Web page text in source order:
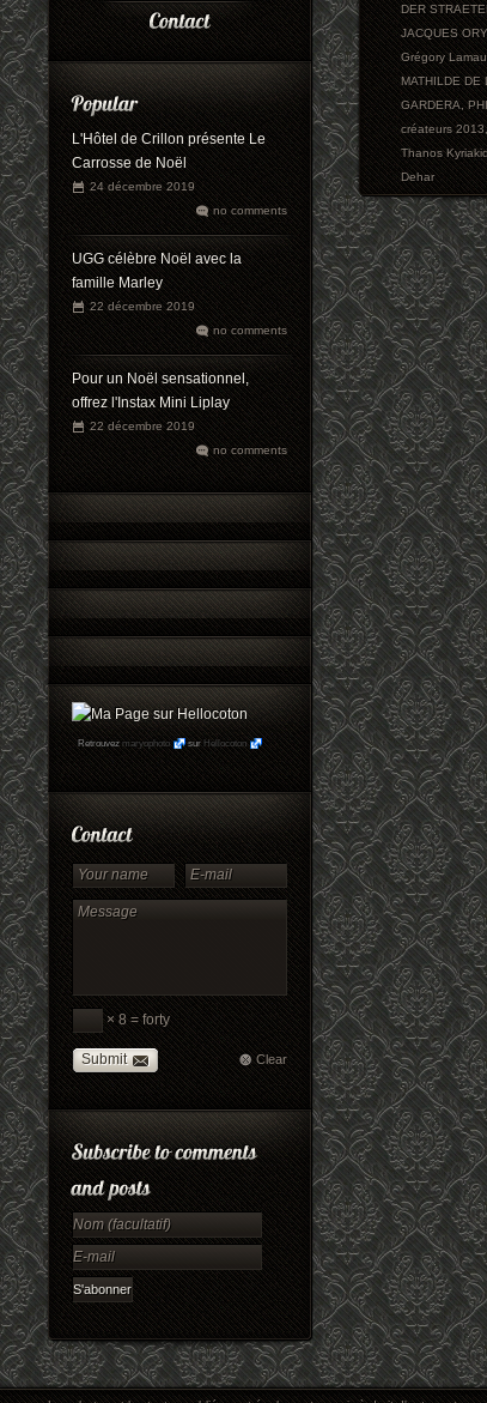
L'Hôtel de Crillon présente Le
Carrosse de Noël
24 décembre 2019
no comments
UGG célèbre Noël avec la
famille Marley
22 décembre 2019
no comments
Pour un Noël sensationnel,
offrez l'Instax Mini Liplay
22 décembre 2019
no comments
Retrouvez maryophoto sur Hellocoton
× 8 = forty
Submit Clear
DER
JACQUES ORY
Grégory
MATHILDE DE
GARDERA,
créateurs 2013
Thanos
Dehar